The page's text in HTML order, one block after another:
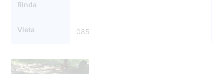
Rinda
Vieta 085